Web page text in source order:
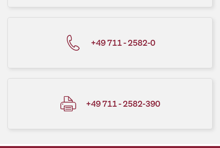
+49 711 - 2582-0
+49 711 - 2582-390